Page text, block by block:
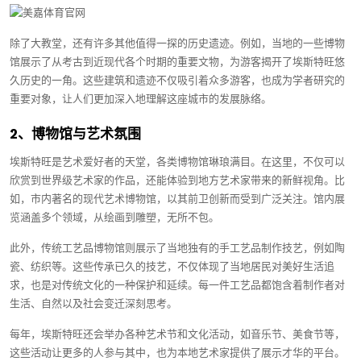
除了大教堂，还有许多其他值得一探的历史遗迹。例如，当地的一些博物
馆展示了从考古到近现代各个时期的重要文物，为游客揭开了埃斯特旺悠
久历史的一角。这些建筑和遗迹不仅吸引着众多游客，也成为学者研究的
重要对象，让人们更加深入地理解这座城市的发展脉络。
2、博物馆与艺术氛围
埃斯特旺是艺术爱好者的天堂，各类博物馆琳琅满目。在这里，不仅可以
欣赏到世界级艺术家的作品，还能体验到地方艺术家带来的新鲜视角。比
如，市内著名的现代艺术博物馆，以其前卫创新而受到广泛关注。馆内展
览涵盖多个领域，从绘画到雕塑，无所不包。
此外，传统工艺品博物馆则展示了当地独有的手工艺品制作技艺，例如陶
瓷、纺织等。这些传承已久的技艺，不仅体现了当地居民对美好生活追
求，也是对传统文化的一种保护和延续。每一件工艺品都饱含着制作者对
生活、自然以及社会变迁深刻思考。
每年，埃斯特旺还会举办各种艺术节和文化活动，如音乐节、美食节等，
这些活动让更多的人参与其中，也为本地艺术家提供了展示才华的平台。